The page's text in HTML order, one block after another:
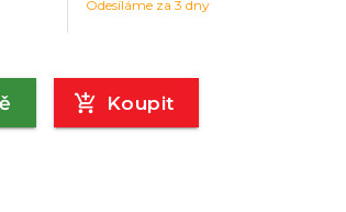
Odesíláme za 3 dny
Koupit